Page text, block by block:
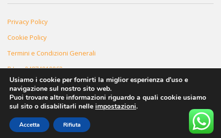
Privacy Policy
Cookie Policy
Termini e Condizioni Generali
P.Iva: 04874910963
© 2026 Innovea. Tutti i Diritti Riservati
Usiamo i cookie per fornirti la miglior esperienza d'uso e
navigazione sul nostro sito web.
Puoi trovare altre informazioni riguardo a quali cookie usiamo
sul sito o disabilitarli nelle impostazioni.
Accetta Rifiuta